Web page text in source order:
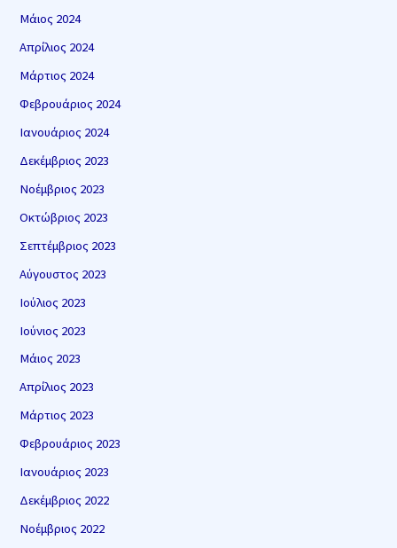
Μάιος 2024
Απρίλιος 2024
Μάρτιος 2024
Φεβρουάριος 2024
Ιανουάριος 2024
Δεκέμβριος 2023
Νοέμβριος 2023
Οκτώβριος 2023
Σεπτέμβριος 2023
Αύγουστος 2023
Ιούλιος 2023
Ιούνιος 2023
Μάιος 2023
Απρίλιος 2023
Μάρτιος 2023
Φεβρουάριος 2023
Ιανουάριος 2023
Δεκέμβριος 2022
Νοέμβριος 2022